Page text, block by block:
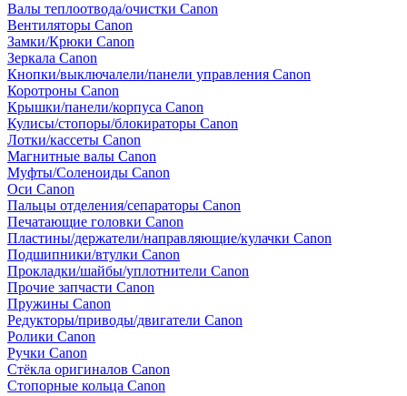
Валы теплоотвода/очистки Canon
Вентиляторы Canon
Замки/Крюки Canon
Зеркала Canon
Кнопки/выключалели/панели управления Canon
Коротроны Canon
Крышки/панели/корпуса Canon
Кулисы/стопоры/блокираторы Canon
Лотки/кассеты Canon
Магнитные валы Canon
Муфты/Соленоиды Canon
Оси Canon
Пальцы отделения/сепараторы Canon
Печатающие головки Canon
Пластины/держатели/направляющие/кулачки Canon
Подшипники/втулки Canon
Прокладки/шайбы/уплотнители Canon
Прочие запчасти Canon
Пружины Canon
Редукторы/приводы/двигатели Canon
Ролики Canon
Ручки Canon
Стёкла оригиналов Canon
Стопорные кольца Canon